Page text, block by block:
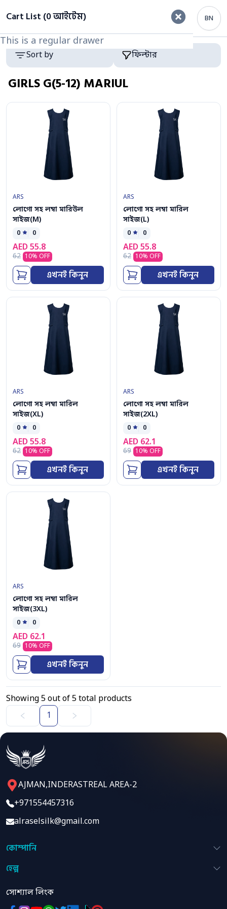
BN
Category
Products
Sort by
ফিল্টার
GIRLS G(5-12) MARIUL
ARS
লোগো সহ লম্বা মারিউল
সাইজ(M)
0 0
AED55.8
62 10% OFF
এখনই কিনুন
ARS
লোগো সহ লম্বা মারিল
সাইজ(L)
0 0
AED55.8
62 10% OFF
এখনই কিনুন
ARS
লোগো সহ লম্বা মারিল
সাইজ(XL)
0 0
AED55.8
62 10% OFF
এখনই কিনুন
ARS
লোগো সহ লম্বা মারিল
সাইজ(2XL)
0 0
AED 62.1
69 10% OFF
এখনই কিনুন
ARS
লোগো সহ লম্বা মারিল
সাইজ(3XL)
0 0
AED 62.1
69 10% OFF
এখনই কিনুন
Showing5out of5total products
1
ফিল্টার
This is a regular drawer
AJMAN,INDERASTREAL AREA-2
+971554457316
alraselsilk@gmail.com
কোম্পানি
হেল্প
সোশ্যাল লিংক
Cart List (0 আইটেম)
This is a regular drawer